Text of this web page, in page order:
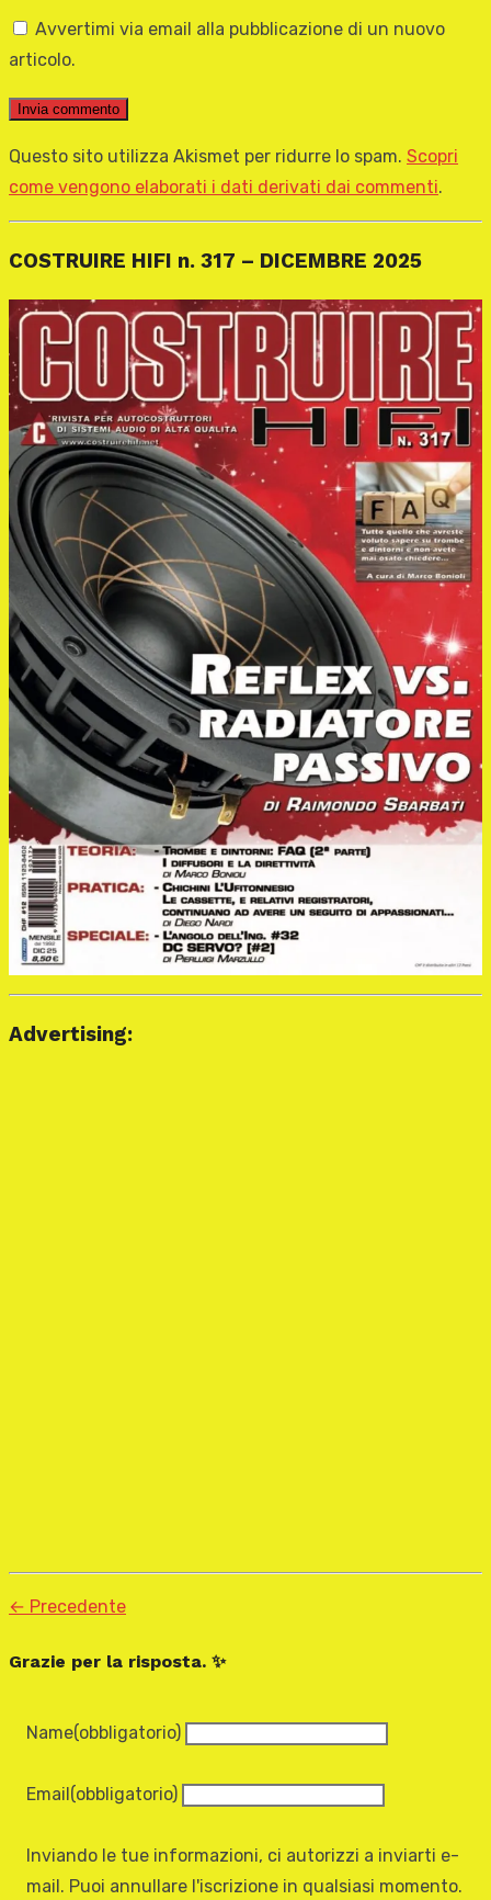
Avvertimi via email alla pubblicazione di un nuovo
articolo.
Questo sito utilizza Akismet per ridurre lo spam. Scopri
come vengono elaborati i dati derivati dai commenti.
COSTRUIRE HIFI n. 317 – DICEMBRE 2025
Advertising:
← Precedente
Grazie per la risposta. ✨
Name(obbligatorio)
Email(obbligatorio)
Inviando le tue informazioni, ci autorizzi a inviarti e-
mail. Puoi annullare l'iscrizione in qualsiasi momento.